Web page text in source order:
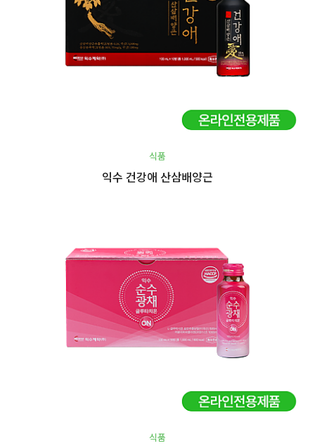
식품
익수 건강애 산삼배양근
식품